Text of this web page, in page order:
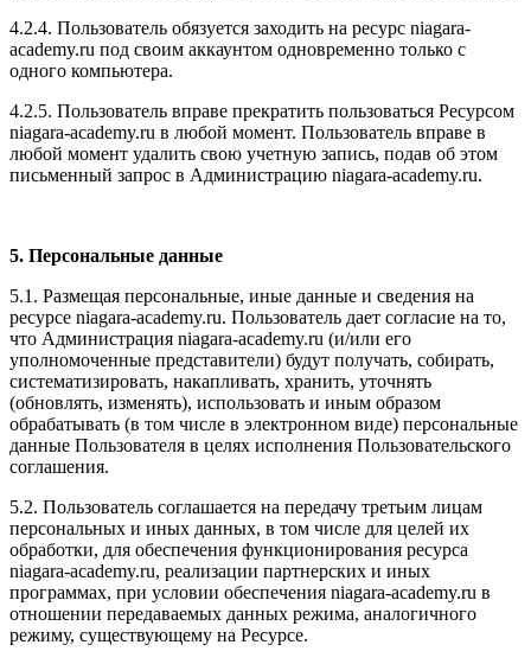
4.2.4. Пользователь обязуется заходить на ресурс niagara-
academy.ru под своим аккаунтом одновременно только с
одного компьютера.
4.2.5. Пользователь вправе прекратить пользоваться Ресурсом
niagara-academy.ru в любой момент. Пользователь вправе в
любой момент удалить свою учетную запись, подав об этом
письменный запрос в Администрацию niagara-academy.ru.
5. Персональные данные
5.1. Размещая персональные, иные данные и сведения на
ресурсе niagara-academy.ru. Пользователь дает согласие на то,
что Администрация niagara-academy.ru (и/или его
уполномоченные представители) будут получать, собирать,
систематизировать, накапливать, хранить, уточнять
(обновлять, изменять), использовать и иным образом
обрабатывать (в том числе в электронном виде) персональные
данные Пользователя в целях исполнения Пользовательского
соглашения.
5.2. Пользователь соглашается на передачу третьим лицам
персональных и иных данных, в том числе для целей их
обработки, для обеспечения функционирования ресурса
niagara-academy.ru, реализации партнерских и иных
программах, при условии обеспечения niagara-academy.ru в
отношении передаваемых данных режима, аналогичного
режиму, существующему на Ресурсе.